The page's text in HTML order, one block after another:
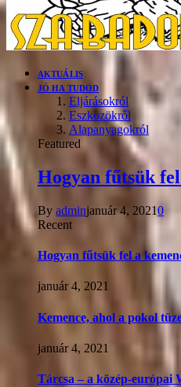
AKTUÁLIS
JÓ HA TUDOD
Eljárásokról
Eszközökről
Alapanyagokról
Featured
Hogyan fűtsük
By adminjanuár 4, 20210
Recent
Hogyan fűtsük fel a
január 4, 2021
Kemence, ahol a pokol
január 4, 2021
Tárcsa – a közép-európai